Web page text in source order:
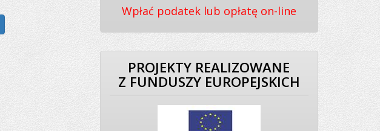
Wpłać podatek lub opłatę on-line
PROJEKTY REALIZOWANE
Z FUNDUSZY EUROPEJSKICH